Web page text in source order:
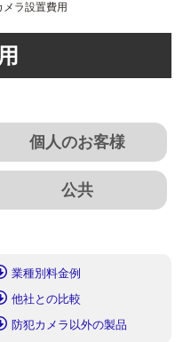
メラ設置費用
個人のお客様
公共
業種別料金例
他社との比較
防犯カメラ以外の製品